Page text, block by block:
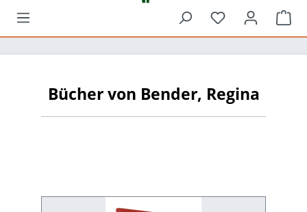
Du hast 0
Bücher von Bender, Regina